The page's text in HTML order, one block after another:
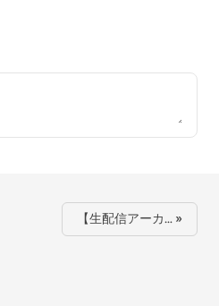
【生配信アーカ… »